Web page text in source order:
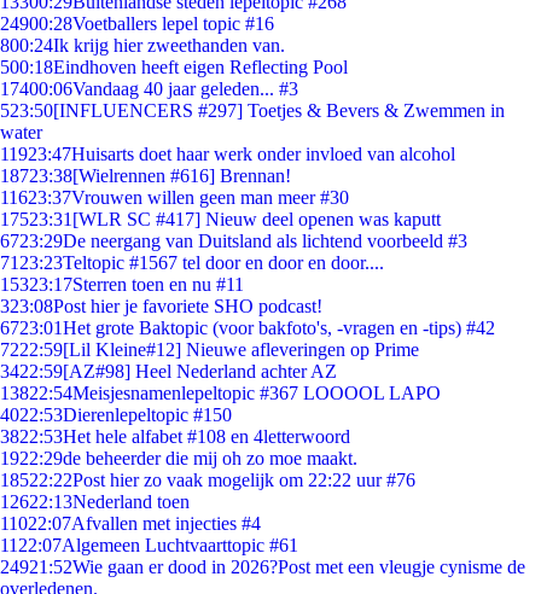
24900:28Voetballers lepel topic #16
800:24Ik krijg hier zweethanden van.
500:18Eindhoven heeft eigen Reflecting Pool
17400:06Vandaag 40 jaar geleden... #3
523:50[INFLUENCERS #297] Toetjes & Bevers & Zwemmen in
water
11923:47Huisarts doet haar werk onder invloed van alcohol
18723:38[Wielrennen #616] Brennan!
11623:37Vrouwen willen geen man meer #30
17523:31 [WLR SC #417] Nieuw deel openen was kaputt
6723:29De neergang van Duitsland als lichtend voorbeeld #3
71 23:23Teltopic #1567 tel door en door en door....
15323:17Sterren toen en nu #11
323:08Post hier je favoriete SHO podcast!
6723:01Het grote Baktopic (voor bakfoto's, -vragen en -tips) #42
7222:59[Lil Kleine#12] Nieuwe afleveringen op Prime
3422:59[AZ#98] Heel Nederland achter AZ
13822:54Meisjesnamenlepeltopic #367 LOOOOL LAPO
4022:53Dierenlepeltopic #150
3822:53Het hele alfabet #108 en 4letterwoord
1922:29de beheerder die mij oh zo moe maakt.
18522:22Post hier zo vaak mogelijk om 22:22 uur #76
12622:13Nederland toen
11022:07Afvallen met injecties #4
11 22:07Algemeen Luchtvaarttopic #61
24921:52Wie gaan er dood in 2026?Post met een vleugje cynisme de
overledenen.